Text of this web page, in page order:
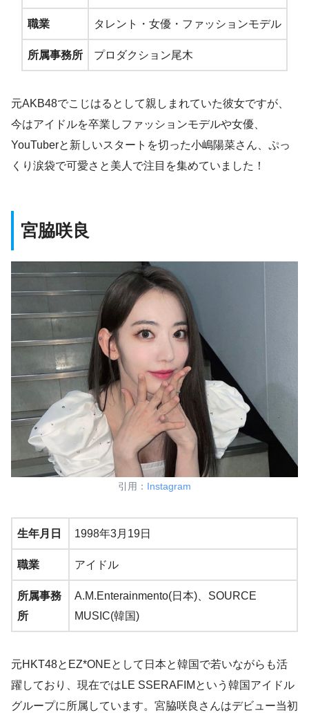
職業 タレント・女優・ファッションモデル
所属事務所 プロダクション尾木
元AKB48でこじはるとして親しまれていた彼女ですが、
今はアイドルを卒業しファッションモデルや女優、
YouTuberと新しいスタートを切った小嶋陽菜さん、ぷっ
くり涙袋で可愛さと美人で注目を集めていました！
宮脇咲良
引用： Instagram
生年月日 1998年3月19日
職業 アイドル
所属事務
所
A.M.Enterainmento(日本)、SOURCE
MUSIC(韓国)
元HKT48とEZ*ONEとして日本と韓国で若いながらも活
躍しており、現在ではLE SSERAFIMという韓国アイドル
グループに所属しています。宮脇咲良さんはデビュー当初